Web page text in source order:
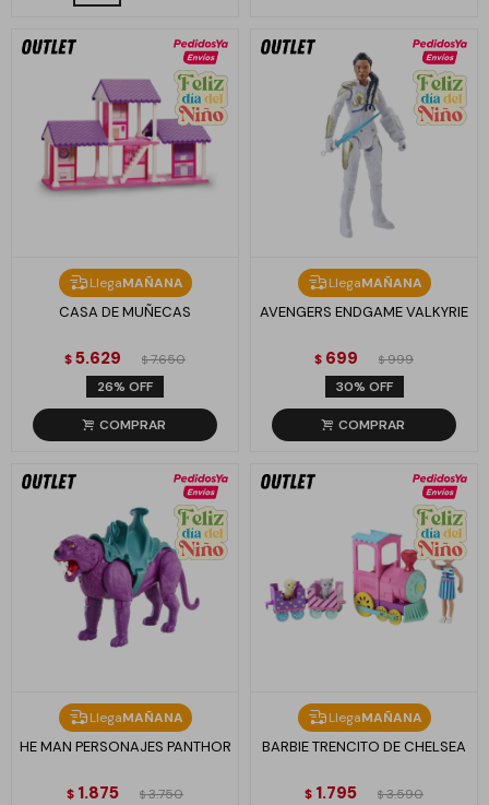
LlegaMAÑANA
CASA DE MUÑECAS
$5.629 $ 7.650
26
LlegaMAÑANA
AVENGERS ENDGAME VALKYRIE
$ 699 $ 999
30
LlegaMAÑANA
HE MAN PERSONAJES PANTHOR
$ 1.875 $ 3.750
LlegaMAÑANA
BARBIE TRENCITO DE CHELSEA
$ 1.795 $ 3.590